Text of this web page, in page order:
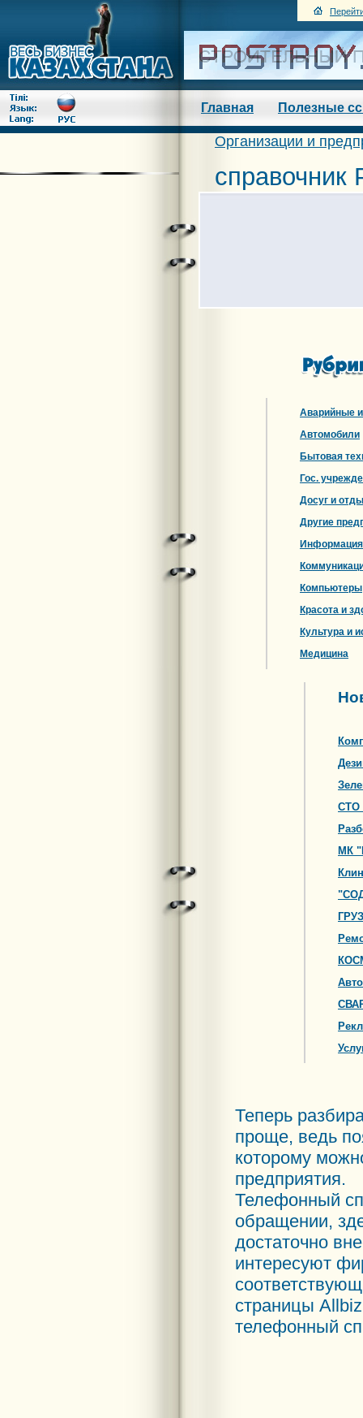
Главная Полезные
Организации и
справочник
Аварийные
Автомобили
Бытовая
Гос.
Досуг и
Другие
Информация
Компьютеры
Красота и
Культура и
Медицина
СТО
МК
Теперь
проще, ведь
которому
предприятия.
Телефонный
обращении,
достаточно
интересуют
страницы
телефонный